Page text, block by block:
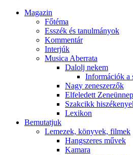
Magazin
Főtéma
Esszék és tanulmányok
Kommentár
Interjúk
Musica Aberrata
Dalolj nekem
Információk a
Nagy zeneszerzők
Elfeledett
Szakcikk
Lexikon
Bemutatjuk
Lemezek, könyvek, filmek
Hangszeres művek
Kamara